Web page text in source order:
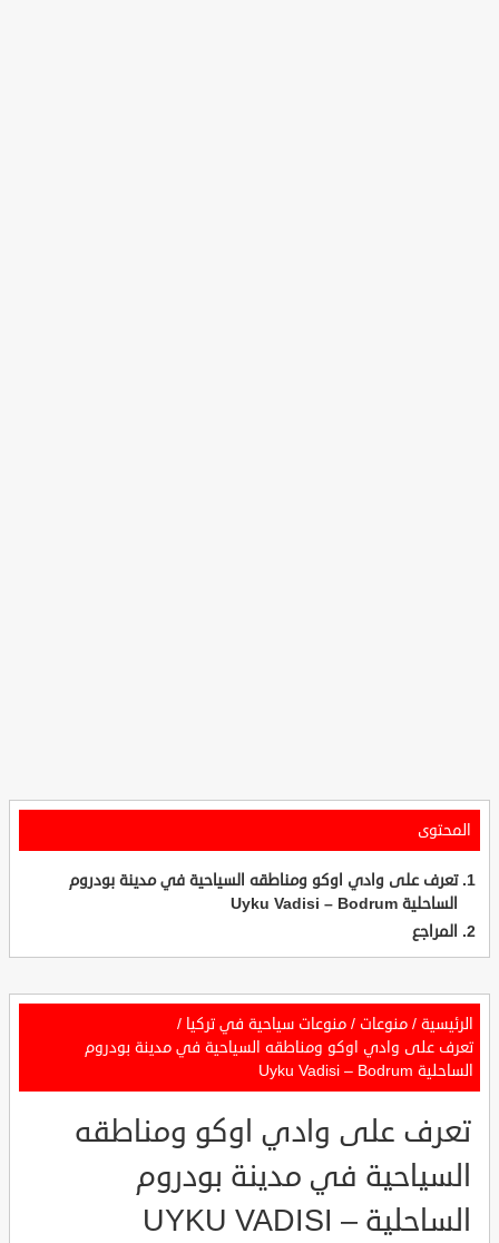
المحتوى
تعرف على وادي اوكو ومناطقه السياحية في مدينة بودروم
الساحلية Uyku Vadisi – Bodrum
المراجع
الرئيسية / منوعات / منوعات سياحية في تركيا /
تعرف على وادي اوكو ومناطقه السياحية في مدينة بودروم
الساحلية Uyku Vadisi – Bodrum
تعرف على وادي اوكو ومناطقه
السياحية في مدينة بودروم
الساحلية UYKU VADISI –